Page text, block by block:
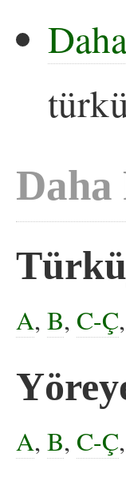
Daha
A, B, C-Ç,
A, B, C-Ç,